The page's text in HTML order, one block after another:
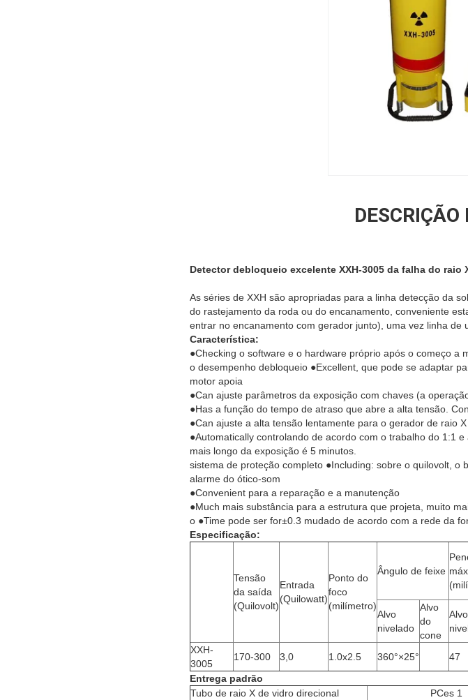
DESCRIÇÃO
Detector debloqueio excelente XXH-3005 da falha do
As séries de XXH são apropriadas para a linha detecção da
do rastejamento da roda ou do encanamento, conveniente
entrar no encanamento com gerador junto), uma vez linha
Característica:
●Checking o software e o hardware próprio após o começo a
o desempenho debloqueio ●Excellent, que pode se adaptar
motor apoia
●Can ajuste parâmetros da exposição com chaves (a
●Has a função do tempo de atraso que abre a alta tensão.
●Can ajuste a alta tensão lentamente para o gerador de raio
●Automatically controlando de acordo com o trabalho do 1:1
mais longo da exposição é 5 minutos.
sistema de proteção completo ●Including: sobre o quilovolt,
alarme do ótico-som
●Convenient para a reparação e a manutenção
●Much mais substância para a estrutura que projeta, muito
o ●Time pode ser for±0.3 mudado de acordo com a rede da
Especificação:
Tensão
da saída
(Quilovolt)
Entrada
(Quilowatt)
Ponto do
foco
(milímetro)
Ângulo de feixe
Alvo
nivelado
Alvo
do
cone
Alvo
XXH-
3005
170-300 3,0 1.0x2.5 360°×25° 47
Entrega padrão
Tubo de raio X de vidro direcional
PCes 1